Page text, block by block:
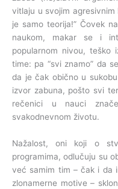
vitlaju u svojim agresivnim
je samo teorija!” Čovek
naukom, makar se i
popularnom nivou, teško
time: pa “svi znamo” da
da je čak obično u
izvor zabuna, pošto svi
rečenici u nauci
svakodnevnom životu.
Nažalost, oni koji o
programima, odlučuju su
već samim tim – čak i da
zlonamerne motive –